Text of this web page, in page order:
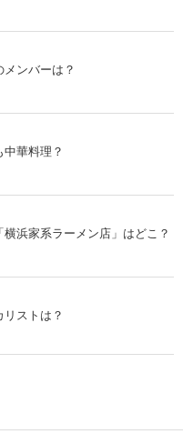
ンバーは？
華料理？
浜家系ラーメン店」はどこ？
ストは？